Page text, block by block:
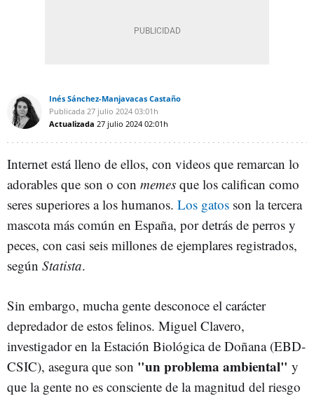
Inés Sánchez-Manjavacas Castaño
Publicada 27 julio 2024 03:01h
Actualizada 27 julio 2024 02:01h
Internet está lleno de ellos, con videos que remarcan lo
adorables que son o con memes que los califican como
seres superiores a los humanos. Los gatos son la tercera
mascota más común en España, por detrás de perros y
peces, con casi seis millones de ejemplares registrados,
según Statista.
Sin embargo, mucha gente desconoce el carácter
depredador de estos felinos. Miguel Clavero,
investigador en la Estación Biológica de Doñana (EBD-
CSIC), asegura que son "un problema ambiental" y
que la gente no es consciente de la magnitud del riesgo